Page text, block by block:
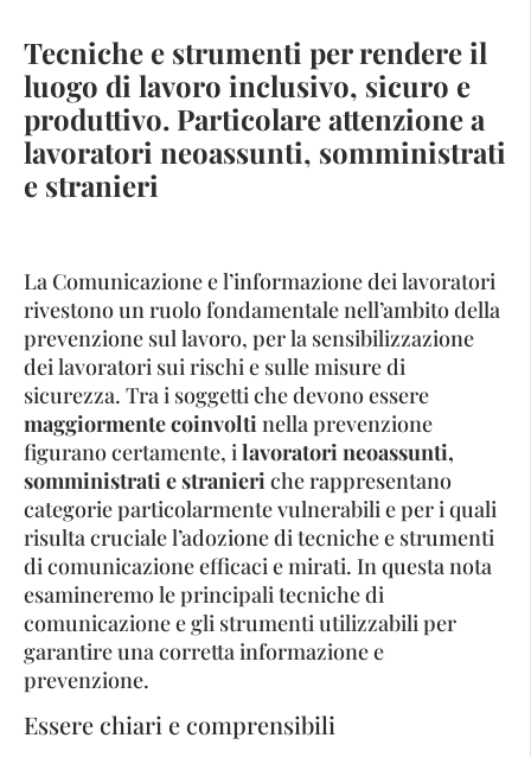
Tecniche e strumenti per rendere il
luogo di lavoro inclusivo, sicuro e
produttivo. Particolare attenzione a
lavoratori neoassunti, somministrati
e stranieri
La Comunicazione e l’informazione dei lavoratori
rivestono un ruolo fondamentale nell’ambito della
prevenzione sul lavoro, per la sensibilizzazione
dei lavoratori sui rischi e sulle misure di
sicurezza. Tra i soggetti che devono essere
maggiormente coinvolti nella prevenzione
figurano certamente, i lavoratori neoassunti,
somministrati e stranieri che rappresentano
categorie particolarmente vulnerabili e per i quali
risulta cruciale l’adozione di tecniche e strumenti
di comunicazione efficaci e mirati. In questa nota
esamineremo le principali tecniche di
comunicazione e gli strumenti utilizzabili per
garantire una corretta informazione e
prevenzione.
Essere chiari e comprensibili